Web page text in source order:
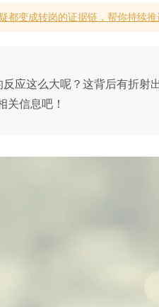
变成转岗的证据链，帮你持续推
应这么大呢？这背后有折射
关信息吧！